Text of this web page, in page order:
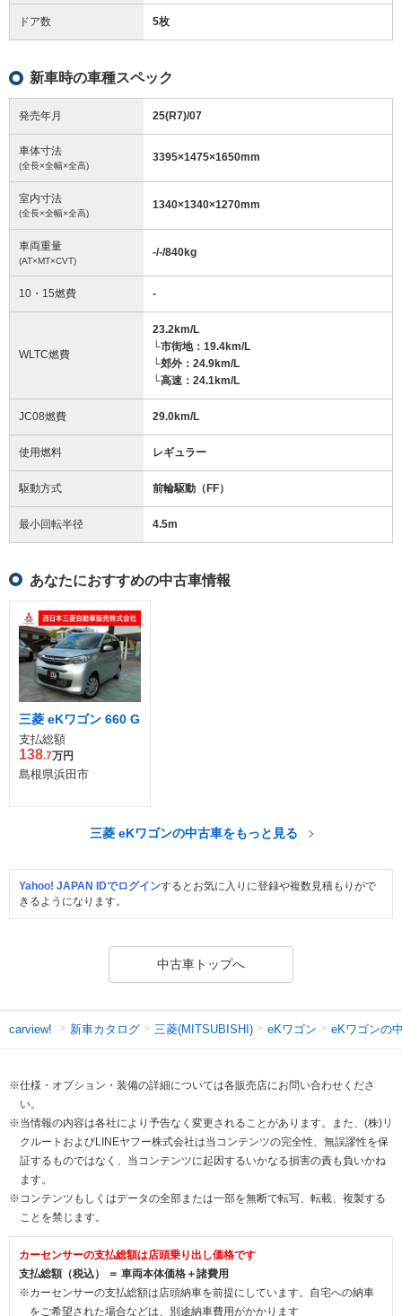
ドア数 5枚
新車時の車種スペック
発売年月 25(R7)/07
車体寸法
(全長×全幅×全高)
3395×1475×1650mm
室内寸法
(全長×全幅×全高)
1340×1340×1270mm
車両重量
(AT×MT×CVT)
-/-/840kg
10・15燃費 -
WLTC燃費
23.2km/L
└市街地：19.4km/L
└郊外：24.9km/L
└高速：24.1km/L
JC08燃費 29.0km/L
使用燃料 レギュラー
駆動方式 前輪駆動（FF）
最小回転半径 4.5m
あなたにおすすめの中古車情報
三菱 eKワゴン 660 G
支払総額
138.7万円
島根県浜田市
三菱 eKワゴンの中古車をもっと見る
Yahoo! JAPAN IDでログインするとお気に入りに登録や複数見積もりがで
きるようになります。
中古車トップへ
carview! 新車カタログ 三菱(MITSUBISHI) eKワゴン eKワゴンの
※仕様・オプション・装備の詳細については各販売店にお問い合わせくださ
い。
※当情報の内容は各社により予告なく変更されることがあります。また、(株)リ
クルートおよびLINEヤフー株式会社は当コンテンツの完全性、無誤謬性を保
証するものではなく、当コンテンツに起因するいかなる損害の責も負いかね
ます。
※コンテンツもしくはデータの全部または一部を無断で転写、転載、複製する
ことを禁じます。
カーセンサーの支払総額は店頭乗り出し価格です
支払総額（税込） ＝ 車両本体価格＋諸費用
※カーセンサーの支払総額は店頭納車を前提にしています。自宅への納車
をご希望された場合などは、別途納車費用がかかります